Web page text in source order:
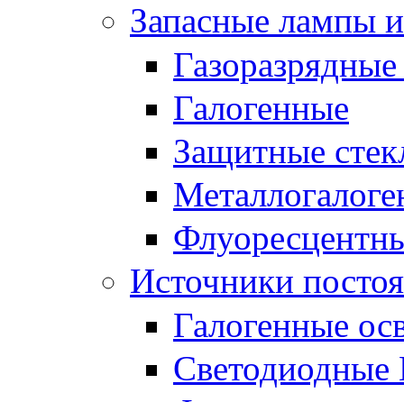
Запасные лампы
Галогенные
Защитные
Источники
Галогенные
Светодиодные